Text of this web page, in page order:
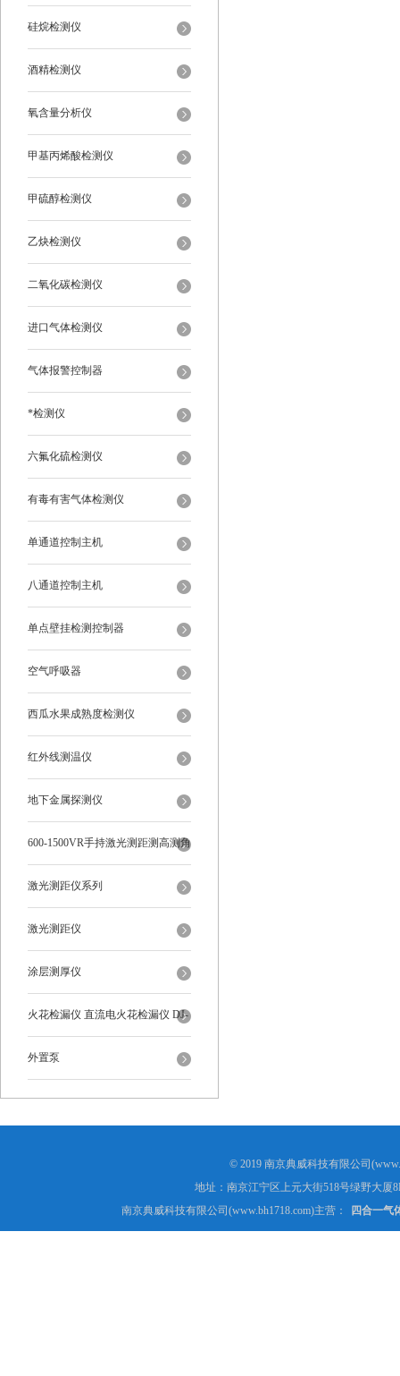
硅烷检测仪
酒精检测仪
氧含量分析仪
甲基丙烯酸检测仪
甲硫醇检测仪
乙炔检测仪
二氧化碳检测仪
进口气体检测仪
气体报警控制器
*检测仪
六氟化硫检测仪
有毒有害气体检测仪
单通道控制主机
八通道控制主机
单点壁挂检测控制器
空气呼吸器
西瓜水果成熟度检测仪
红外线测温仪
地下金属探测仪
600-1500VR手持激光测距测高测角
多功能
激光测距仪系列
激光测距仪
涂层测厚仪
火花检漏仪 直流电火花检漏仪 DJ-
6-A型
外置泵
© 2019 南京典威科技有限公司
地址：南京江宁区上元大街518号绿野大厦
南京典威科技有限公司(www.bh1718.com)主营：
四合一气